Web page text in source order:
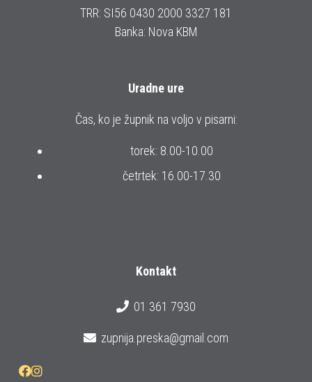
TRR: SI56 0430 2000 3327 181
Banka: Nova KBM
Uradne ure
Čas, ko je župnik na voljo v pisarni:
torek: 8.00-10.00
četrtek: 16.00-17.30
Kontakt
01 361 7930
zupnija.preska@gmail.com